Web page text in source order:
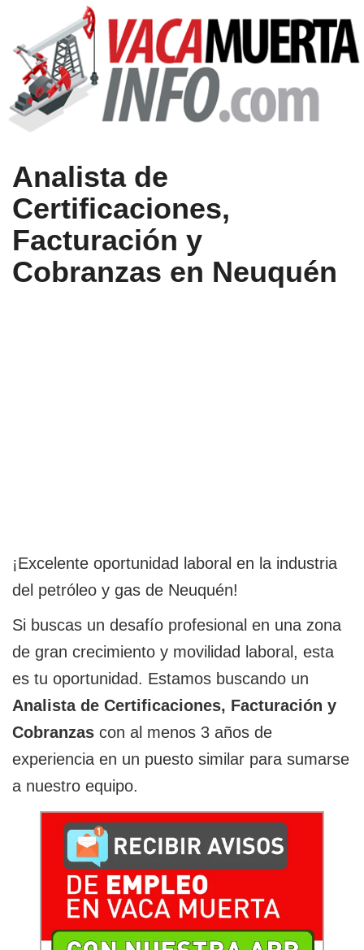
Analista de
Certificaciones,
Facturación y
Cobranzas en Neuquén
¡Excelente oportunidad laboral en la industria
del petróleo y gas de Neuquén!
Si buscas un desafío profesional en una zona
de gran crecimiento y movilidad laboral, esta
es tu oportunidad. Estamos buscando un
Analista de Certificaciones, Facturación y
Cobranzas con al menos 3 años de
experiencia en un puesto similar para sumarse
a nuestro equipo.